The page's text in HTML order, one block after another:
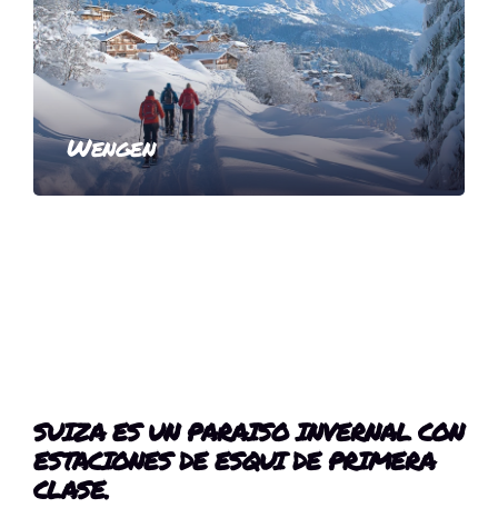
Wengen
SUIZA ES UN PARAISO INVERNAL CON
ESTACIONES DE ESQUI DE PRIMERA
CLASE.